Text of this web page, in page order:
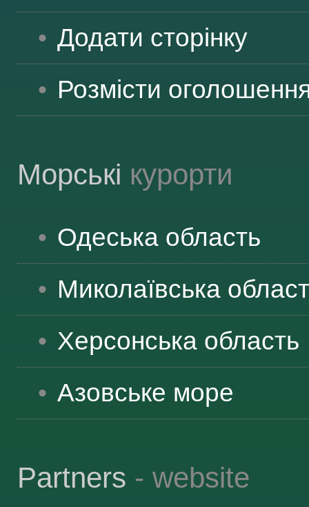
ПОСЛУГИ
НОВЕ!
Додати сторінку
Розмісти
Морські курорти
Одеська область
Миколаївська
Херсонська область
Азовське море
Partners - website